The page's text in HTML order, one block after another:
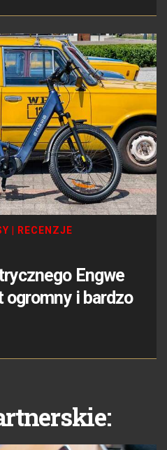
RECENZJE
Engwe
ogromny i bardzo